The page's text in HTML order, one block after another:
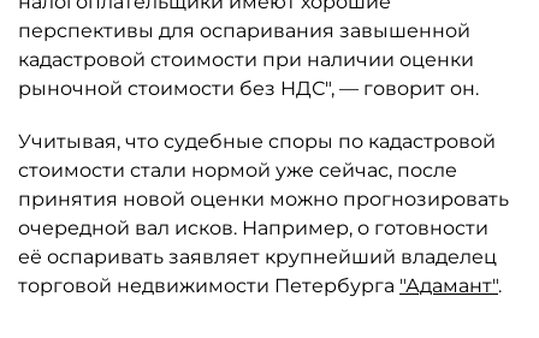
перспективы для оспаривания завышенной
кадастровой стоимости при наличии оценки
рыночной стоимости без НДС", — говорит он.
Учитывая, что судебные споры по кадастровой
стоимости стали нормой уже сейчас, после
принятия новой оценки можно прогнозировать
очередной вал исков. Например, о готовности
её оспаривать заявляет крупнейший владелец
торговой недвижимости Петербурга "Адамант".